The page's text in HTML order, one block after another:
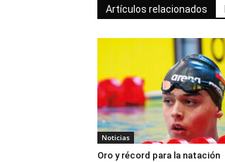
Artículos relacionados
Noticias
Oro y récord para la natación